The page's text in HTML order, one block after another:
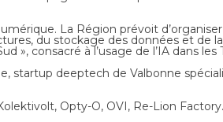
La Région prévoit d’organiser
du stockage des données et de
consacré à l’usage de l’IA dans
startup deeptech de Valbonne
Opty-O, OVI, Re-Lion Factory.